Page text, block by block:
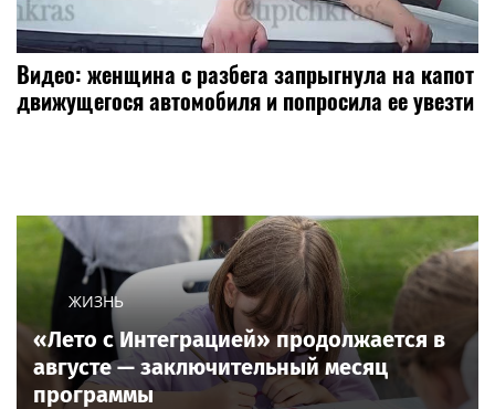
Видео: женщина с разбега запрыгнула на капот
движущегося автомобиля и попросила ее увезти
ЖИЗНЬ
«Лето с Интеграцией» продолжается в
августе — заключительный месяц
программы